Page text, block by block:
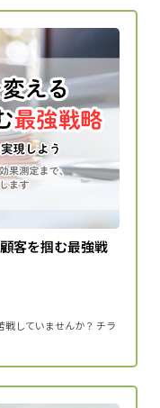
客を掴む最強戦
していませんか？ チラ